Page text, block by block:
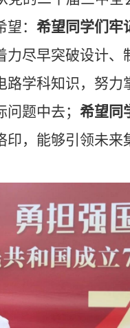
： 希望同学们牢
尽早突破设计、
路学科知识，努力
题中去； 希望同
，能够引领未来